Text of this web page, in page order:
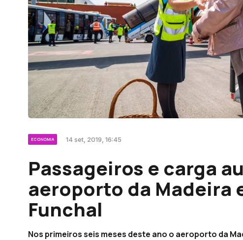
ECONOMIA 14 set, 2019, 16:45
Passageiros e carga
aeroporto da Madeira
Funchal
Nos primeiros seis meses deste ano o aeroporto da